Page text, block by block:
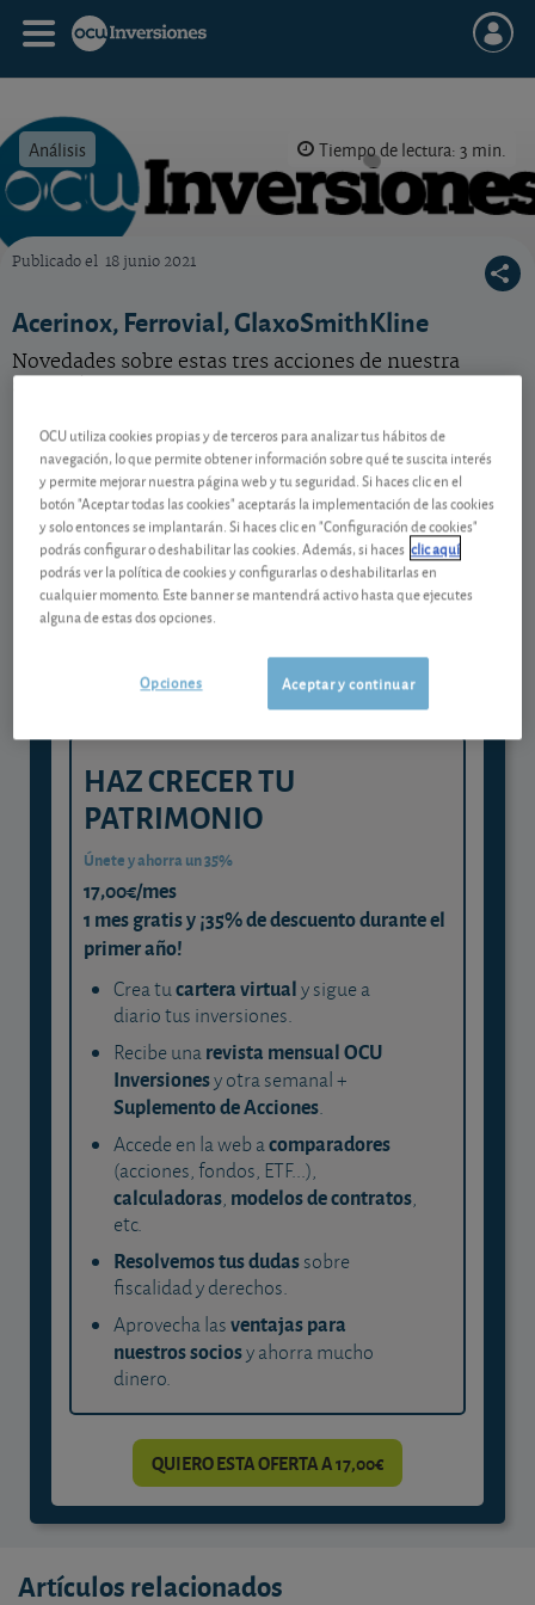
Análisis Tiempo de lectura: 3 min.
Publicado el 18 junio 2021
Acerinox, Ferrovial, GlaxoSmithKline
Novedades sobre estas tres acciones de nuestra
Contenido reservado a SOCIOS
Gestiona tu dinero con visión
experta
y consigue que cada euro trabaje
HAZ CRECER TU
PATRIMONIO
Únete y ahorra un 35%
17,00€/mes
1 mes gratis y ¡35% de descuento durante el
primer año!
Crea tucartera virtualy sigue a
diario tus inversiones.
Recibe unarevista mensual OCU
Inversionesy otra semanal +
Suplemento de Acciones.
Accede en la web acomparadores
(acciones, fondos, ETF...),
calculadoras, modelos de contratos,
etc.
Resolvemos tus dudassobre
fiscalidad y derechos.
Aprovecha lasventajas para
nuestros sociosy ahorra mucho
dinero.
QUIERO ESTA OFERTA A 17,00€
Artículos relacionados
OCU utiliza cookies propias y de terceros para analizar tus hábitos de
navegación, lo que permite obtener información sobre qué te suscita interés
y permite mejorar nuestra página web y tu seguridad. Si haces clic en el
botón "Aceptar todas las cookies" aceptarás la implementación de las cookies
y solo entonces se implantarán. Si haces clic en "Configuración de cookies"
podrás configurar o deshabilitar las cookies. Además, si haces clic aquí
podrás ver la política de cookies y configurarlas o deshabilitarlas en
cualquier momento. Este banner se mantendrá activo hasta que ejecutes
alguna de estas dos opciones.
Aceptar y continuar
Opciones